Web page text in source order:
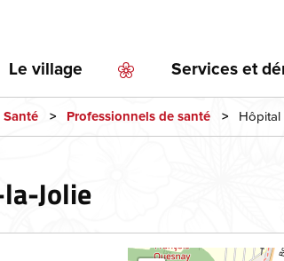
principal
Le village Services et
Santé Professionnels de santé Hôpital
Jolie